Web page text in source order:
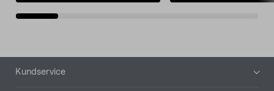
Sidfot
Kundservice